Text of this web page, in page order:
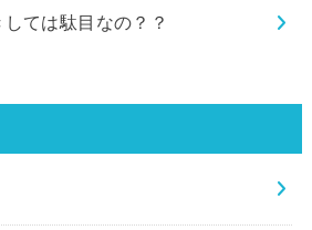
ては駄目なの？？